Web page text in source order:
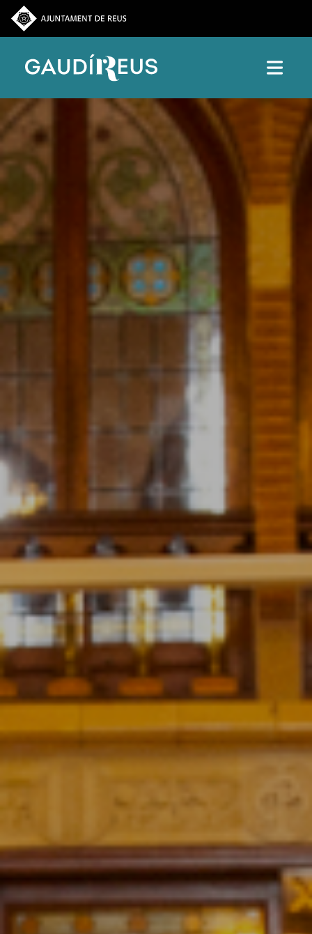
Vés al contingut